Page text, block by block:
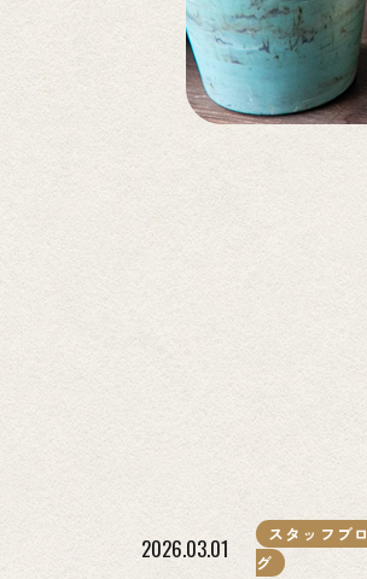
2026.03.01
スタッフブロ
グ